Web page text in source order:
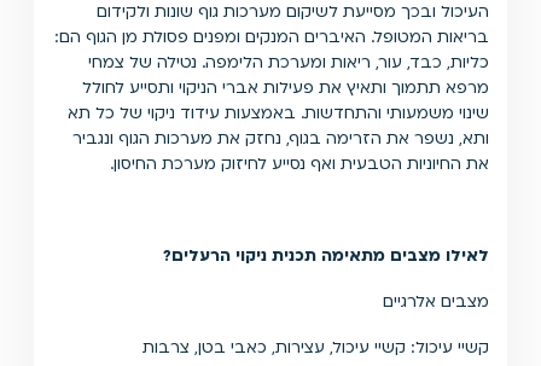
העיכול ובכך מסייעת לשיקום מערכות גוף שונות ולקידום
בריאות המטופל. האיברים המנקים ומפנים פסולת מן הגוף הם:
כליות, כבד, עור, ריאות ומערכת הלימפה. נטילה של צמחי
מרפא תתמוך ותאיץ את פעילות אברי הניקוי ותסייע לחולל
שינוי משמעותי והתחדשות. באמצעות עידוד ניקוי של כל תא
ותא, נשפר את הזרימה בגוף, נחזק את מערכות הגוף ונגביר
את החיוניות הטבעית ואף נסייע לחיזוק מערכת החיסון.
לאילו מצבים מתאימה תכנית ניקוי הרעלים?
מצבים אלרגיים
קשיי עיכול: קשיי עיכול, עצירות, כאבי בטן, צרבות